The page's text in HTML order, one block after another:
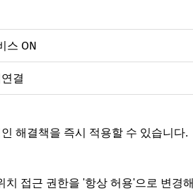
스 ON
결
해결책을 즉시 적용할 수 있습니다.
접근 권한을 '항상 허용'으로 변경해